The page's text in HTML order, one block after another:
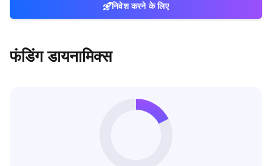
निवेश करने के लिए
फंडिंग डायनामिक्स